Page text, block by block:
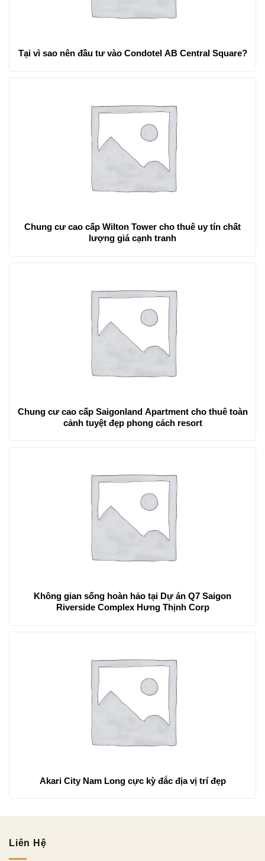
Tại vì sao nên đầu tư vào Condotel AB Central Square?
Chung cư cao cấp Wilton Tower cho thuê uy tín chất
lượng giá cạnh tranh
Chung cư cao cấp Saigonland Apartment cho thuê toàn
cảnh tuyệt đẹp phong cách resort
Không gian sống hoàn hảo tại Dự án Q7 Saigon
Riverside Complex Hưng Thịnh Corp
Akari City Nam Long cực kỳ đắc địa vị trí đẹp
Liên Hệ